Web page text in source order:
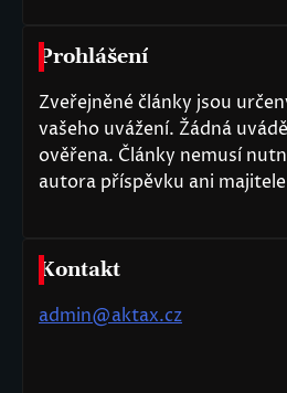
Prohlášení
Zveřejněné články jsou
vašeho uvážení. Žádná
ověřena. Články nemusí
autora příspěvku ani
Kontakt
admin@aktax.cz